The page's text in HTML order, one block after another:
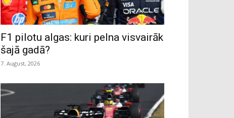
F1 pilotu algas: kuri pelna visvairāk
šajā gadā?
7. August, 2026